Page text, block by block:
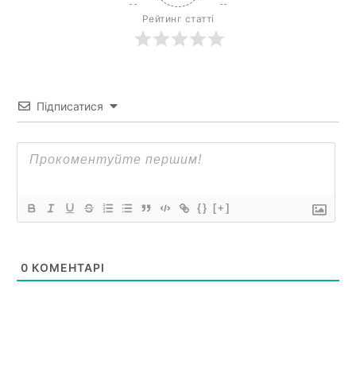
Рейтинг статті
Підписатися
{} [+]
0 КОМЕНТАРІ